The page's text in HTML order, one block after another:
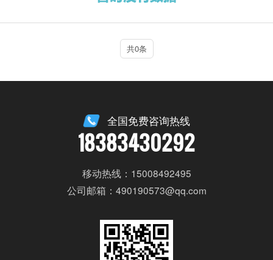
共0条
全国免费咨询热线
18383430292
移动热线：15008492495
公司邮箱：490190573@qq.com